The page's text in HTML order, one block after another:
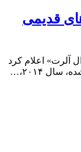
قدیمی
آلرت» اعلام کرد
۲۰۱۴،…